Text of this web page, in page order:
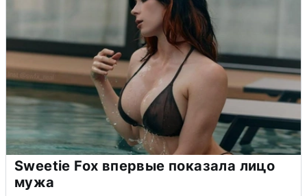
Sweetie Fox впервые показала лицо
мужа